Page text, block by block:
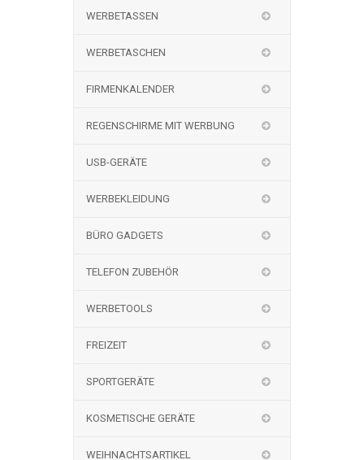
WERBETASSEN
WERBETASCHEN
FIRMENKALENDER
REGENSCHIRME MIT WERBUNG
USB-GERÄTE
WERBEKLEIDUNG
BÜRO GADGETS
TELEFON ZUBEHÖR
WERBETOOLS
FREIZEIT
SPORTGERÄTE
KOSMETISCHE GERÄTE
WEIHNACHTSARTIKEL